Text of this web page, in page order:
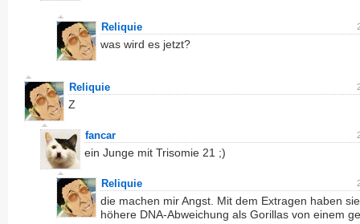
Reliquie
was wird es jetzt?
Reliquie
Z
fancar
ein Junge mit Trisomie 21 ;)
Reliquie
die machen mir Angst. Mit dem Extragen haben
höhere DNA-Abweichung als Gorillas von einem